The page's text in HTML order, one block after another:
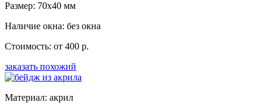
Размер: 70x40 мм
Наличие окна: без окна
Стоимость: от 400 р.
заказать похожий
Материал: акрил